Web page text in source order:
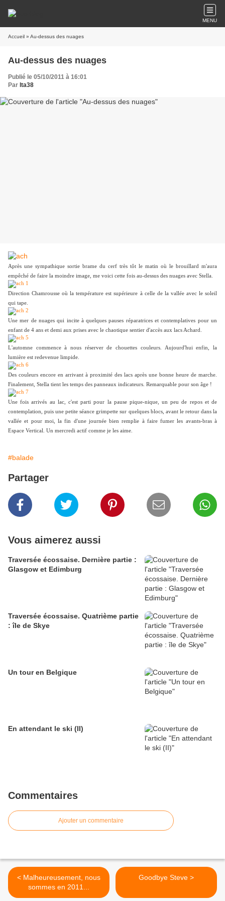
MENU
Accueil » Au-dessus des nuages
Au-dessus des nuages
Publié le 05/10/2011 à 16:01
Par lta38
Après une sympathique sortie brame du cerf très tôt le matin où le brouillard m'aura
empêché de faire la moindre image, me voici cette fois au-dessus des nuages avec Stella.
Direction Chamrousse où la température est supérieure à celle de la vallée avec le soleil
qui tape.
Une mer de nuages qui incite à quelques pauses réparatrices et contemplatives pour un
enfant de 4 ans et demi aux prises avec le chaotique sentier d'accès aux lacs Achard.
L'automne commence à nous réserver de chouettes couleurs. Aujourd'hui enfin, la
lumière est redevenue limpide.
Des couleurs encore en arrivant à proximité des lacs après une bonne heure de marche.
Finalement, Stella tient les temps des panneaux indicateurs. Remarquable pour son âge !
Une fois arrivés au lac, c'est parti pour la pause pique-nique, un peu de repos et de
contemplation, puis une petite séance grimpette sur quelques blocs, avant le retour dans la
vallée et pour moi, la fin d'une journée bien remplie à faire fumer les avants-bras à
Espace Vertical. Un mercredi actif comme je les aime.
#balade
Partager
Vous aimerez aussi
Traversée écossaise. Dernière partie :
Glasgow et Edimburg
Traversée écossaise. Quatrième partie
: île de Skye
Un tour en Belgique
En attendant le ski (II)
Commentaires
Ajouter un commentaire
< Malheureusement, nous
sommes en 2011...
Goodbye Steve >